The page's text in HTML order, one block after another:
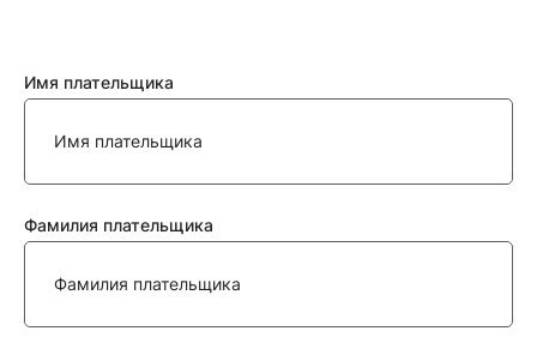
Имя плательщика
Фамилия плательщика